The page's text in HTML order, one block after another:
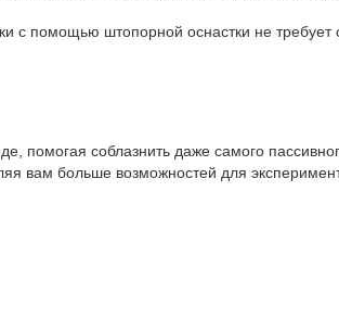
с помощью штопорной оснастки не
помогая соблазнить даже самого
вам больше возможностей для